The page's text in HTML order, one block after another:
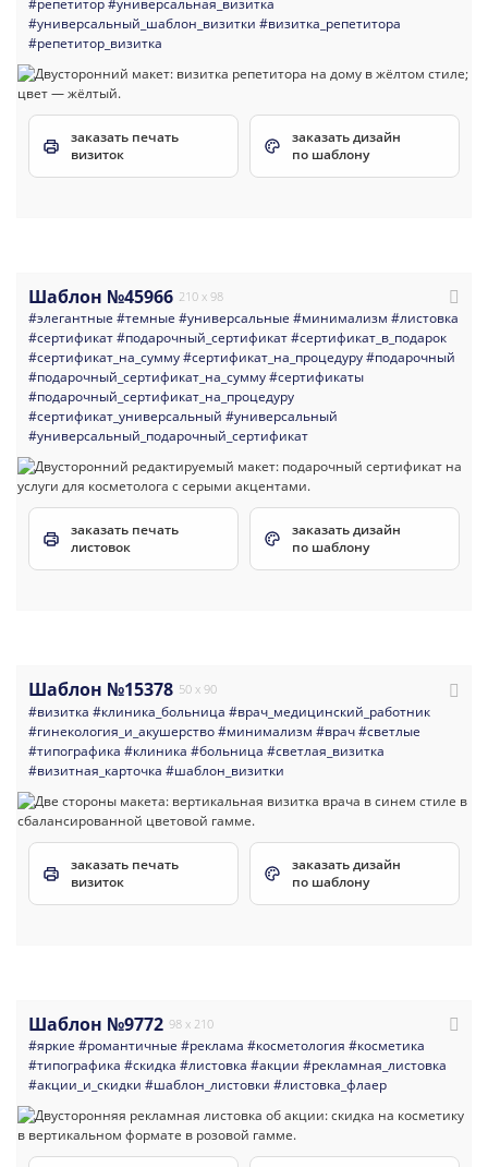
#репетитор#универсальная_визитка
#универсальный_шаблон_визитки #визитка_репетитора
#репетитор_визитка
заказать печать
визиток
заказать дизайн
по шаблону
Шаблон №45966 210 x 98
#элегантные #темные #универсальные #минимализм #листовка
#сертификат#подарочный_сертификат#сертификат_в_подарок
#сертификат_на_сумму#сертификат_на_процедуру#подарочный
#подарочный_сертификат_на_сумму#сертификаты
#подарочный_сертификат_на_процедуру
#сертификат_универсальный #универсальный
#универсальный_подарочный_сертификат
заказать печать
листовок
заказать дизайн
по шаблону
Шаблон №15378 50 x 90
#визитка #клиника_больница #врач_медицинский_работник
#гинекология_и_акушерство#минимализм #врач#светлые
#типографика #клиника #больница #светлая_визитка
#визитная_карточка #шаблон_визитки
заказать печать
визиток
заказать дизайн
по шаблону
Шаблон №9772 98 x 210
#яркие #романтичные #реклама #косметология #косметика
#типографика #скидка #листовка #акции #рекламная_листовка
#акции_и_скидки #шаблон_листовки #листовка_флаер